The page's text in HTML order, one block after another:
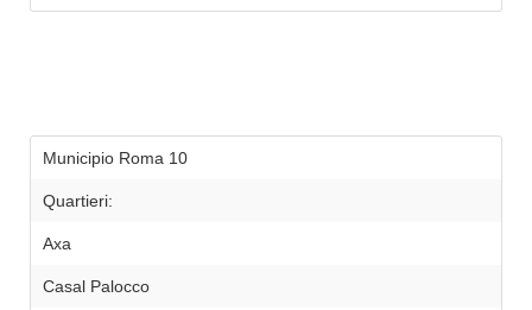
Municipio Roma 10
Quartieri:
Axa
Casal Palocco